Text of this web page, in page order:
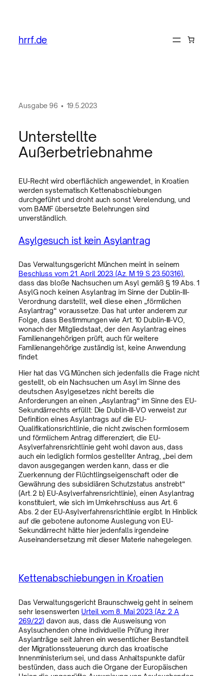
hrrf.de
Ausgabe 96 • 19.5.2023
Unterstellte
Außerbetriebnahme
EU-Recht wird oberflächlich angewendet, in Kroatien
werden systematisch Kettenabschiebungen
durchgeführt und droht auch sonst Verelendung, und
vom BAMF übersetzte Belehrungen sind
unverständlich.
Asylgesuch ist kein Asylantrag
Das Verwaltungsgericht München meint in seinem
Beschluss vom 21. April 2023 (Az. M 19 S 23.50316)
dass das bloße Nachsuchen um Asyl gemäß § 19 Abs. 1
AsylG noch keinen Asylantrag im Sinne der Dublin-III-
Verordnung darstellt, weil diese einen „förmlichen
Asylantrag“ voraussetze. Das hat unter anderem zur
Folge, dass Bestimmungen wie Art. 10 Dublin-III-VO,
wonach der Mitgliedstaat, der den Asylantrag eines
Familienangehörigen prüft, auch für weitere
Familienangehörige zuständig ist, keine Anwendung
findet.
Hier hat das VG München sich jedenfalls die Frage nicht
gestellt, ob ein Nachsuchen um Asyl im Sinne des
deutschen Asylgesetzes nicht bereits die
Anforderungen an einen „Asylantrag“ im Sinne des EU-
Sekundärrechts erfüllt: Die Dublin-III-VO verweist zur
Definition eines Asylantrags auf die EU-
Qualifikationsrichtlinie, die nicht zwischen formlosem
und förmlichem Antrag differenziert; die EU-
Asylverfahrensrichtlinie geht wohl davon aus, dass
auch ein lediglich formlos gestellter Antrag, „bei dem
davon ausgegangen werden kann, dass er die
Zuerkennung der Flüchtlingseigenschaft oder die
Gewährung des subsidiären Schutzstatus anstrebt“
(Art. 2 b) EU-Asylverfahrensrichtlinie), einen Asylantrag
konstituiert, wie sich im Umkehrschluss aus Art. 6
Abs. 2 der EU-Asylverfahrensrichtlinie ergibt. In Hinblick
auf die gebotene autonome Auslegung von EU-
Sekundärrecht hätte hier jedenfalls irgendeine
Auseinandersetzung mit dieser Materie nahegelegen.
Kettenabschiebungen in Kroatien
Das Verwaltungsgericht Braunschweig geht in seinem
sehr lesenswerten Urteil vom 8. Mai 2023 (Az. 2 A
269/22) davon aus, dass die Ausweisung von
Asylsuchenden ohne individuelle Prüfung ihrer
Asylanträge seit Jahren ein wesentlicher Bestandteil
der Migrationssteuerung durch das kroatische
Innenministerium sei, und dass Anhaltspunkte dafür
bestünden, dass auch die Organe der Europäischen